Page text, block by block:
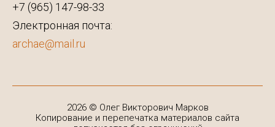
+7 (965) 147-98-33
Электронная почта:
archae@mail.ru
2026 © Олег Викторович Марков
Копирование и перепечатка материалов сайта